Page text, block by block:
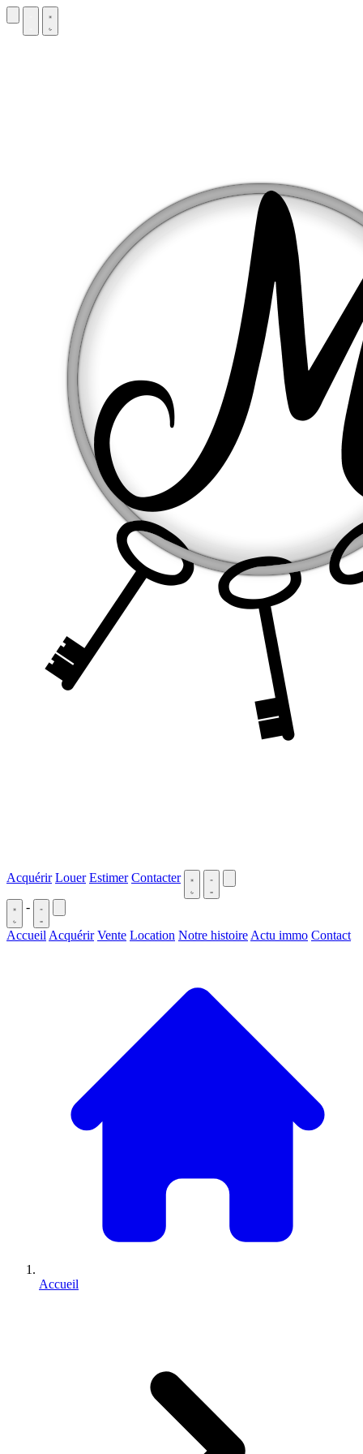
Acquérir Louer Estimer Contacter
-
Accueil Acquérir Vente Location Notre histoire Actu immo Contact
Accueil